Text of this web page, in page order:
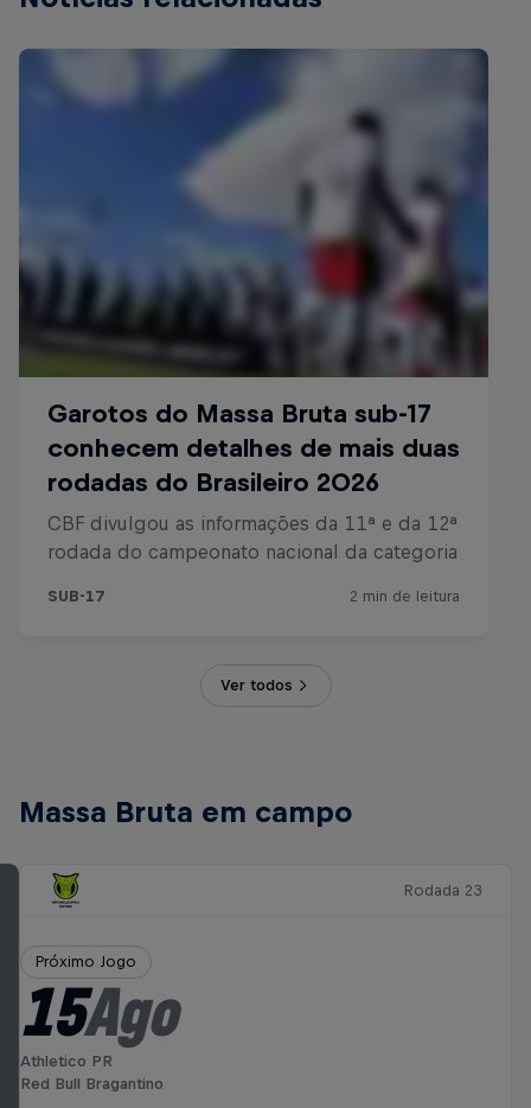
Ver todos
Massa Bruta em campo
Rodada 23
Próximo Jogo
15Ago
Athletico PR
Red Bull Bragantino